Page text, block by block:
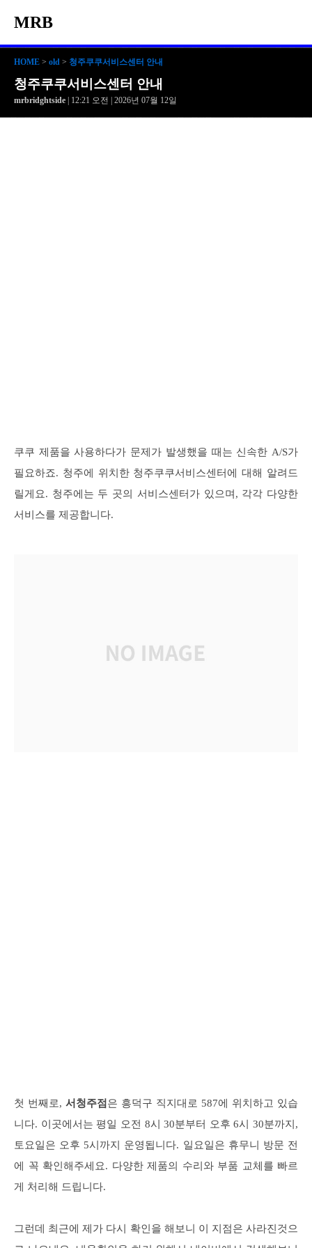
MRB
HOME > old > 청주쿠쿠서비스센터 안내
청주쿠쿠서비스센터 안내
mrbridghtside | 12:21 오전 | 2026년 07월 12일
쿠쿠 제품을 사용하다가 문제가 발생했을 때는 신속한 A/S가
필요하죠. 청주에 위치한 청주쿠쿠서비스센터에 대해 알려드
릴게요. 청주에는 두 곳의 서비스센터가 있으며, 각각 다양한
서비스를 제공합니다.
첫 번째로, 서청주점 은 흥덕구 직지대로 587에 위치하고 있습
니다. 이곳에서는 평일 오전 8시 30분부터 오후 6시 30분까지,
토요일은 오후 5시까지 운영됩니다. 일요일은 휴무니 방문 전
에 꼭 확인해주세요. 다양한 제품의 수리와 부품 교체를 빠르
게 처리해 드립니다.
그런데 최근에 제가 다시 확인을 해보니 이 지점은 사라진것으